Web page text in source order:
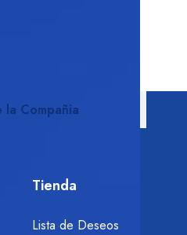
la Compañia
Tienda
Lista de Deseos